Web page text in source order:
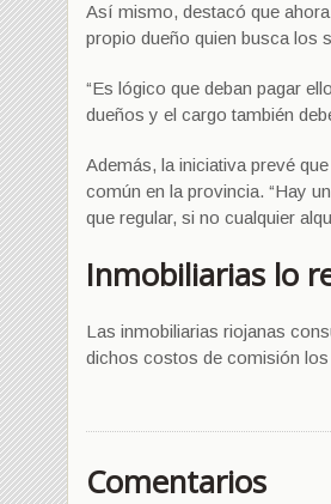
Así mismo, destacó que
propio dueño quien busca los
“Es lógico que deban pagar
dueños y el cargo también
Además, la iniciativa prevé
común en la provincia. “Hay
que regular, si no cualquier
Inmobiliarias lo
Las inmobiliarias riojanas
dichos costos de comisión
Comentarios